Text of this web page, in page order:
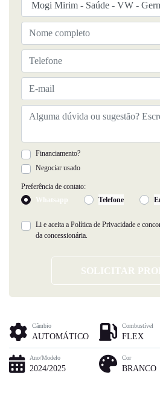
Financiamento?
Negociar usado
Preferência de contato:
Whatsapp
Telefone
Li e aceita a Política de Privacidade e
da concessionária.
SOLICITAR
Câmbio
AUTOMÁTICO
Combustível
FLEX
Ano/Modelo
2024/2025
Cor
BRANCO